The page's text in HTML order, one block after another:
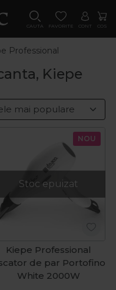
CAUTA FAVORITE CONT COS
Professional
Kiepe
Stoc epuizat
NOU
Kiepe Professional
de par Portofino
White 2000W